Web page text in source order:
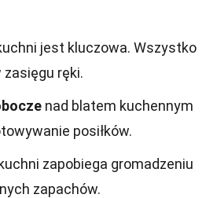
jest kluczowa. Wszystko
ręki.
nad blatem kuchennym
posiłków.
zapobiega gromadzeniu
zapachów.